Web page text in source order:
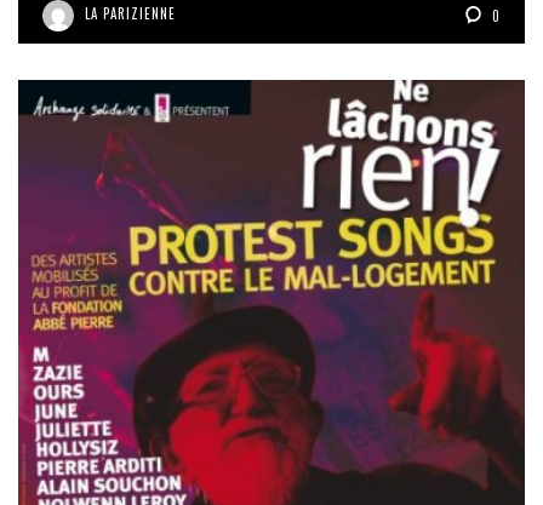
LA PARIZIENNE 0